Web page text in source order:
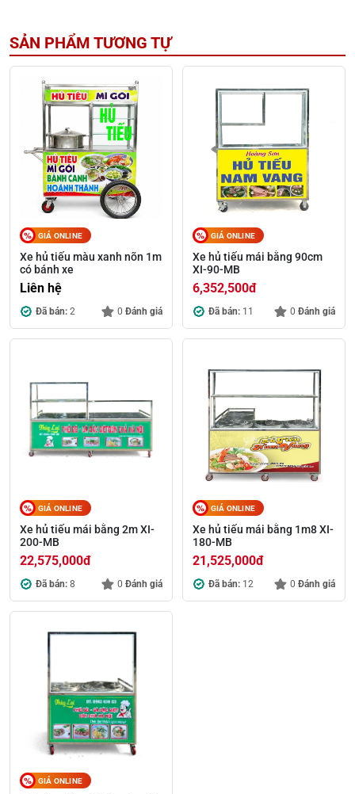
SẢN PHẨM TƯƠNG TỰ
GIÁ ONLINE
Xe hủ tiếu màu xanh nõn 1m
có bánh xe
Liên hệ
Đã bán: 2 0 Đánh giá
GIÁ ONLINE
Xe hủ tiếu mái bằng 90cm
XI-90-MB
6,352,500đ
Đã bán: 11 0 Đánh giá
GIÁ ONLINE
Xe hủ tiếu mái bằng 2m XI-
200-MB
22,575,000đ
Đã bán: 8 0 Đánh giá
GIÁ ONLINE
Xe hủ tiếu mái bằng 1m8 XI-
180-MB
21,525,000đ
Đã bán: 12 0 Đánh giá
GIÁ ONLINE